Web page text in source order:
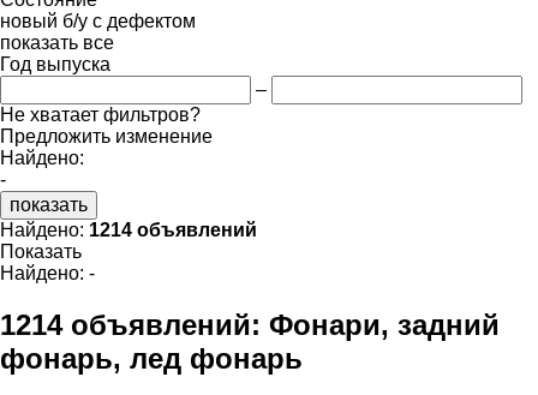
новый б/у с дефектом
показать все
Год выпуска
–
Не хватает фильтров?
Предложить изменение
Найдено:
-
показать
Найдено: 1214 объявлений
Показать
Найдено: -
1214 объявлений: Фонари, задний
фонарь, лед фонарь